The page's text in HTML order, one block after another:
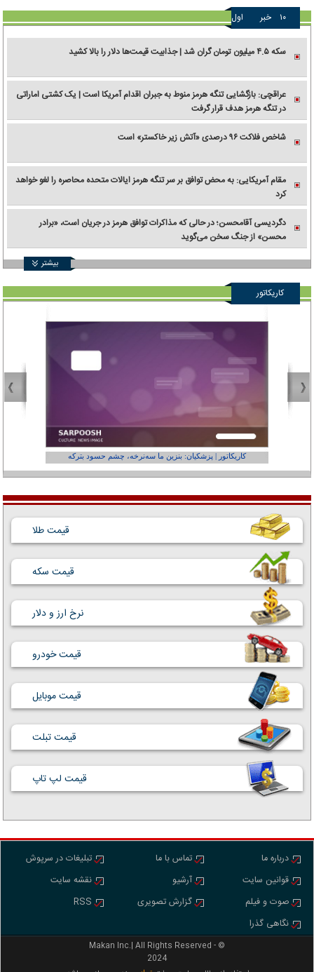
۱۰ خبر اول
سکه ۴.۵ میلیون تومان گران شد | جذابیت قیمت‌ها دلار را بالا کشید
عراقچی: بازگشایی تنگه هرمز منوط به جبران اقدام آمریکا است | یک کشتی اماراتی
در تنگه هرمز هدف قرار گرفت
شاخص فلاکت ۹۶ درصدی «آتش زیر خاکستر» است
مقام آمریکایی: به محض توافق بر سر تنگه هرمز ایالات متحده محاصره را لغو خواهد
کرد
دگردیسی آقامحسن؛ در حالی که مذاکرات توافق هرمز در جریان است، «برادر
محسن» از جنگ سخن می‌گوید
بیشتر
کاریکاتور
کاریکاتور | پزشکیان: بنزین ما سه‌نرخه، چشم حسود بترکه
قیمت طلا
قیمت سکه
نرخ ارز و دلار
قیمت خودرو
قیمت موبایل
قیمت تبلت
قیمت لپ تاپ
درباره ما
قوانین سایت
صوت و فیلم
نگاهی گذرا
تماس با ما
آرشیو
گزارش تصویری
تبلیغات در سرپوش
نقشه سایت
RSS
Makan Inc.‎‎‎| All Rights Reserved - ©
2024